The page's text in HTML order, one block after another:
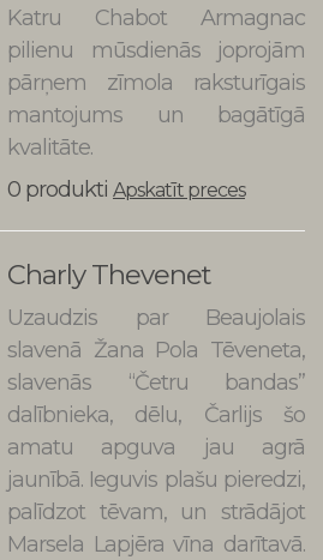
Katru Chabot Armagnac
pilienu mūsdienās joprojām
pārņem zīmola raksturīgais
mantojums un bagātīgā
kvalitāte.
0 produkti Apskatīt preces
Charly Thevenet
Uzaudzis par Beaujolais
slavenā Žana Pola Tēveneta,
slavenās “Četru bandas”
dalībnieka, dēlu, Čarlijs šo
amatu apguva jau agrā
jaunībā. Ieguvis plašu pieredzi,
palīdzot tēvam, un strādājot
Marsela Lapjēra vīna darītavā.